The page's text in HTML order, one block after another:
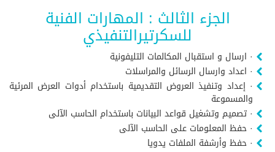
الجزء الثالث : المهارات الفنية
للسكرتيرالتنفيذي
· ارسال و استقبال المكالمات التليفونية
· اعداد وارسال الرسائل والمراسلات
· إعداد وتنفيذ العروض التقديمية باستخدام أدوات العرض المرئية
والمسموعة
· تصميم وتشغيل قواعد البيانات باستخدام الحاسب الآلى
· حفظ المعلومات على الحاسب الآلى
· حفظ وأرشفة الملفات يدويا